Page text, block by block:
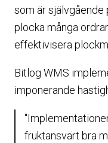
som är självgående
plocka många
effektivisera
Bitlog WMS
imponerande
fruktansvärt bra